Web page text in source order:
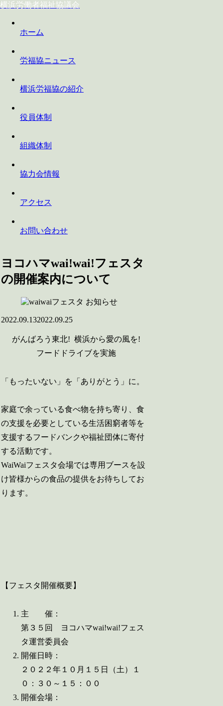
横浜労働者福祉協議会
ホーム
労福協ニュース
横浜労福協の紹介
役員体制
組織体制
協力会情報
アクセス
お問い合わせ
ヨコハマwai!wai!フェスタ
の開催案内について
お知らせ
2022.09.132022.09.25
がんばろう東北! 横浜から愛の風を!
フードドライブを実施
「もったいない」を「ありがとう」に。
家庭で余っている食べ物を持ち寄り、食
の支援を必要としている生活困窮者等を
支援するフードバンクや福祉団体に寄付
する活動です。
WaiWaiフェスタ会場では専用ブースを設
け皆様からの食品の提供をお待ちしてお
ります。
【フェスタ開催概要】
主 催：
第３５回 ヨコハマwai!wai!フェス
タ運営委員会
開催日時：
２０２２年１０月１５日（土）１
０：３０～１５：００
開催会場：